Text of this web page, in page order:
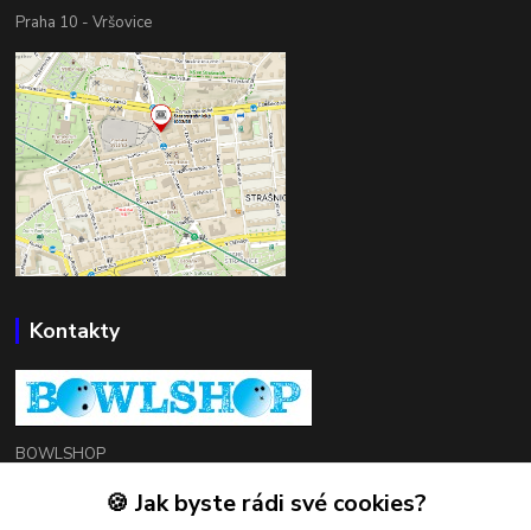
Praha 10 - Vršovice
Kontakty
BOWLSHOP
🍪 Jak byste rádi své cookies?